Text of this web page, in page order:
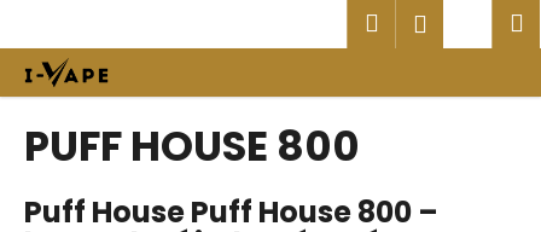
obsah
Hledat
PUFF HOUSE 800
Puff HousePuff House 800 –
o
í
Zpět
Zpět
C
o
p